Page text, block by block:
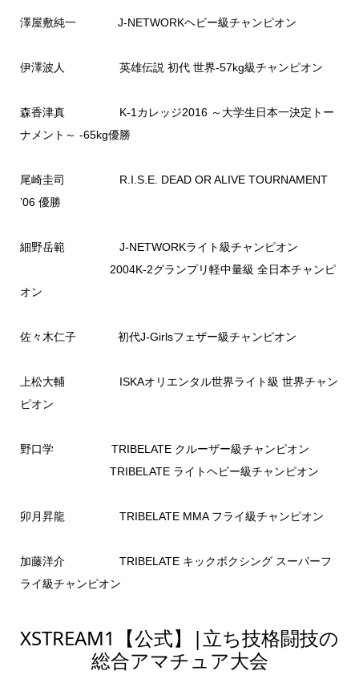
澤屋敷純一 J-NETWORKヘビー級チャンピオン
伊澤波人 英雄伝説 初代 世界-57kg級チャンピオン
森香津真 K-1カレッジ2016 ～大学生日本一決定トー
ナメント～ -65kg優勝
尾崎圭司 R.I.S.E. DEAD OR ALIVE TOURNAMENT
’06 優勝
細野岳範 J-NETWORKライト級チャンピオン
2004K-2グランプリ軽中量級 全日本チャンピ
オン
佐々木仁子 初代J-Girlsフェザー級チャンピオン
上松大輔 ISKAオリエンタル世界ライト級 世界チャン
ピオン
野口学 TRIBELATE クルーザー級チャンピオン
TRIBELATE ライトヘビー級チャンピオン
卯月昇龍 TRIBELATE MMA フライ級チャンピオン
加藤洋介 TRIBELATE キックボクシング スーパーフ
ライ級チャンピオン
XSTREAM1【公式】|立ち技格闘技の
総合アマチュア大会